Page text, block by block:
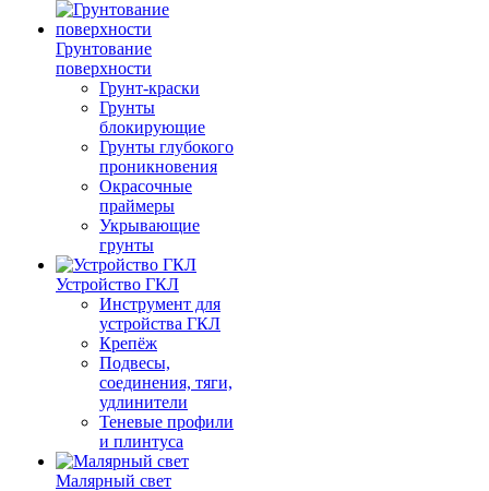
Грунтование
поверхности
Грунт-краски
Грунты
блокирующие
Грунты глубокого
проникновения
Окрасочные
праймеры
Укрывающие
грунты
Устройство ГКЛ
Инструмент для
устройства ГКЛ
Крепёж
Подвесы,
соединения, тяги,
удлинители
Теневые профили
и плинтуса
Малярный свет